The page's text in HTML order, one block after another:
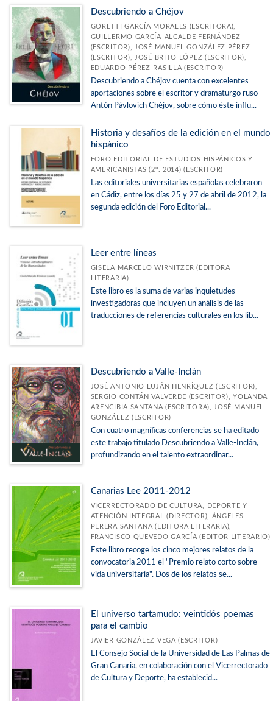
Descubriendo a Chéjov
GORETTI GARCÍA MORALES (ESCRITORA),
GUILLERMO GARCÍA-ALCALDE FERNÁNDEZ
(ESCRITOR), JOSÉ MANUEL GONZÁLEZ PÉREZ
(ESCRITOR), JOSÉ BRITO LÓPEZ (ESCRITOR),
EDUARDO PÉREZ-RASILLA (ESCRITOR)
Descubriendo a Chéjov cuenta con excelentes
aportaciones sobre el escritor y dramaturgo ruso
Antón Pávlovich Chéjov, sobre cómo éste influ...
Historia y desafíos de la edición en el mundo
hispánico
FORO EDITORIAL DE ESTUDIOS HISPÁNICOS Y
AMERICANISTAS (2º. 2014) (ESCRITOR)
Las editoriales universitarias españolas celebraron
en Cádiz, entre los días 25 y 27 de abril de 2012, la
segunda edición del Foro Editorial...
Leer entre líneas
GISELA MARCELO WIRNITZER (EDITORA
LITERARIA)
Este libro es la suma de varias inquietudes
investigadoras que incluyen un análisis de las
traducciones de referencias culturales en los lib...
Descubriendo a Valle-Inclán
JOSÉ ANTONIO LUJÁN HENRÍQUEZ (ESCRITOR),
SERGIO CONTÁN VALVERDE (ESCRITOR), YOLANDA
ARENCIBIA SANTANA (ESCRITORA), JOSÉ MANUEL
GONZÁLEZ (ESCRITOR)
Con cuatro magníficas conferencias se ha editado
este trabajo titulado Descubriendo a Valle-Inclán,
profundizando en el talento extraordinar...
Canarias Lee 2011-2012
VICERRECTORADO DE CULTURA, DEPORTE Y
ATENCIÓN INTEGRAL (DIRECTOR), ÁNGELES
PERERA SANTANA (EDITORA LITERARIA),
FRANCISCO QUEVEDO GARCÍA (EDITOR LITERARIO)
Este libro recoge los cinco mejores relatos de la
convocatoria 2011 el "Premio relato corto sobre
vida universitaria". Dos de los relatos se...
El universo tartamudo: veintidós poemas
para el cambio
JAVIER GONZÁLEZ VEGA (ESCRITOR)
El Consejo Social de la Universidad de Las Palmas de
Gran Canaria, en colaboración con el Vicerrectorado
de Cultura y Deporte, ha establecid...